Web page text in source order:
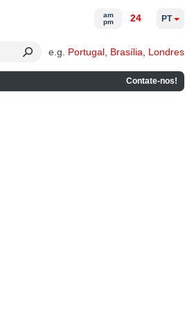
e.g. Portugal Brasília Londres
Contate-nos!
am
pm
24 PT